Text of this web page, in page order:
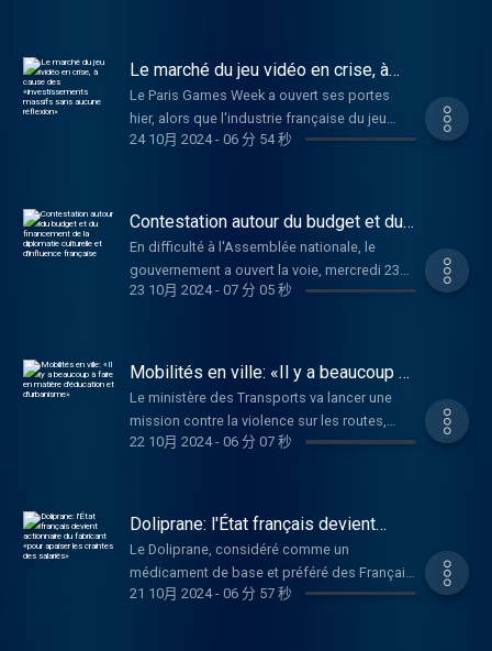
média qui vulgarise la politique et le sport,
auteur de Geopolympics (éditions Max Milo),
s'exprime.
vendredi 25 octobre, le troisième plan
national d'adaptation au changement
climatique. Michel Barnier propose une série
de « mesures concrètes » destinées à
préparer le pays aux conséquences qui sont
campagne et plaidoyer « inégalités
climatiques » chez Oxfam France.
Le marché du jeu vidéo en crise, à
cause des «investissements
massifs sans aucune réflexion»
Le Paris Games Week a ouvert ses portes
hier, alors que l'industrie française du jeu
vidéo a subi en 2024 l'une de ses années les
dans le secteur et plusieurs structures ont
déjà baissé le rideau. Cette crise a été
illustrée par la grève, il y a quelques jours,
des salariés d'Ubisoft, où l’annonce d’une
représentant du Syndicat des travailleurs et
travailleuses du jeu vidéo (STJV).
24 10月 2024- 06 分 54 秒
Contestation autour du budget et du
financement de la diplomatie
culturelle et d'influence française
En difficulté à l'Assemblée nationale, le
gouvernement a ouvert la voie, mercredi 23
octobre 2024, à l'utilisation de l'article 49.3
7ᵉ circonscription des Français établis hors
de France, a présenté le projet de rapport
relatif au budget de la diplomatie culturelle et
d’influence, qui comprend les subventions
budgétaires qui vont être imposées sur la
dépense des opérateurs de la France qui
agissent à l'international.
23 10月 2024- 07 分 05 秒
Mobilités en ville: «Il y a beaucoup à
faire en matière d'éducation et
d'urbanisme»
Le ministère des Transports va lancer une
mission contre la violence sur les routes,
quelques jours après la mort d’un cycliste
Ce tragique événement révèle l’hostilité
quotidienne entre les automobilistes et les
cyclistes. La mission devra formuler des
propositions au sujet de l'éducation routière,
de l'amélioration continue des
22 10月 2024- 06 分 07 秒
Doliprane: l'État français devient
actionnaire du fabricant «pour apaiser
les craintes des salariés»
Le Doliprane, considéré comme un
médicament de base et préféré des Français,
se rapproche des États-Unis. Sanofi a
21 10月 2024- 06 分 57 秒